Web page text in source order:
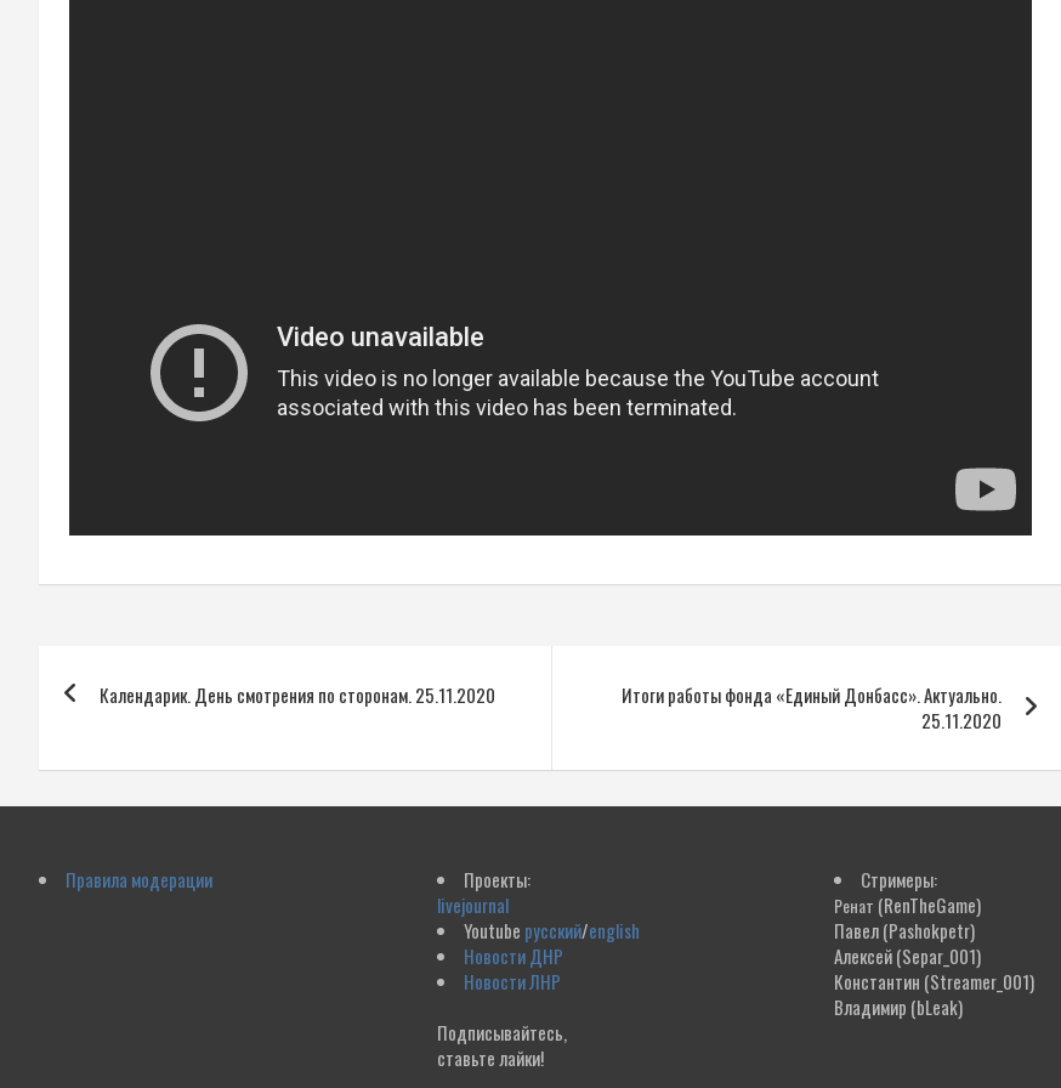
Навигация
по
записям
Календарик. День смотрения по сторонам. 25.11.2020
Итоги работы фонда «Единый Донбасс». Актуально.
25.11.2020
Правила модерации
Проекты:
livejournal
Youtube русский/english
Новости ДНР
Новости ЛНР
Подписывайтесь,
ставьте лайки!
Стримеры:
Ренат (RenTheGame)
Павел(Pashokpetr)
Алексей(Separ_001)
Константин (Streamer_001)
Владимир (bLeak)